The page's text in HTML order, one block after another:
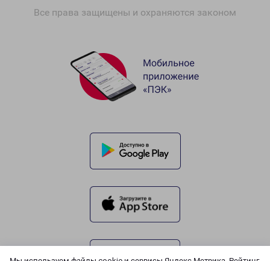
Все права защищены и охраняются законом